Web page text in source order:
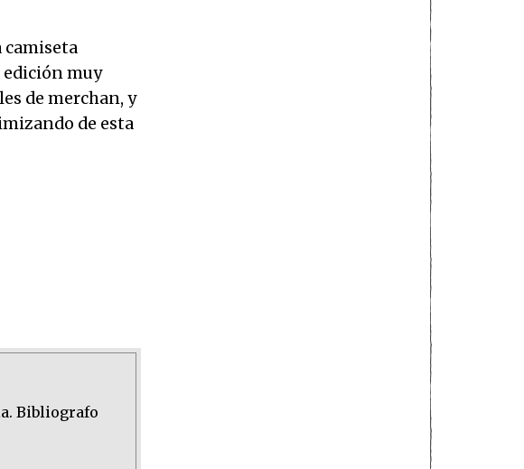
camiseta
edición muy
de merchan, y
de esta
Bibliografo